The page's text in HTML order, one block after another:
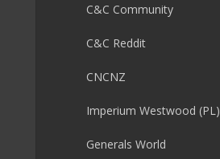
C&C Community
C&C Reddit
CNCNZ
Imperium Westwood (PL)
Generals World